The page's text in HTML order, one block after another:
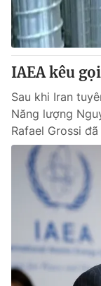
Thị trường 24h
VTV4
VTV9
Liên hệ tòa
THỜI BÁO VTV
Theo dõi báo trên
IAEA kêu
Sau khi Iran
Năng lượng
Rafael Grossi